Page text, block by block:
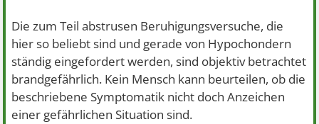
Die zum Teil abstrusen Beruhigungsversuche, die
hier so beliebt sind und gerade von Hypochondern
ständig eingefordert werden, sind objektiv betrachtet
brandgefährlich. Kein Mensch kann beurteilen, ob die
beschriebene Symptomatik nicht doch Anzeichen
einer gefährlichen Situation sind.